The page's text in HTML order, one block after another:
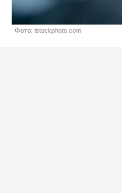
Фото: istockphoto.com